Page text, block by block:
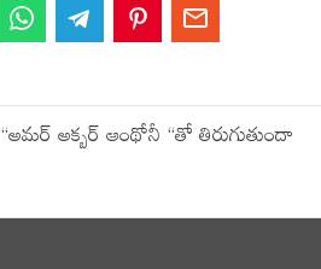
అక్బర్ ఆంథోనీ “తో తిరుగుతుందా